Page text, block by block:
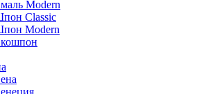
Modern
Classic
Modern